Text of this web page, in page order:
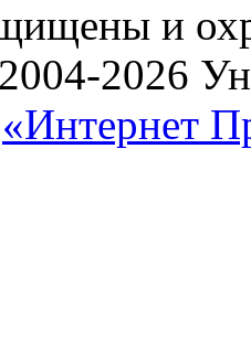
и
2026
«Интернет